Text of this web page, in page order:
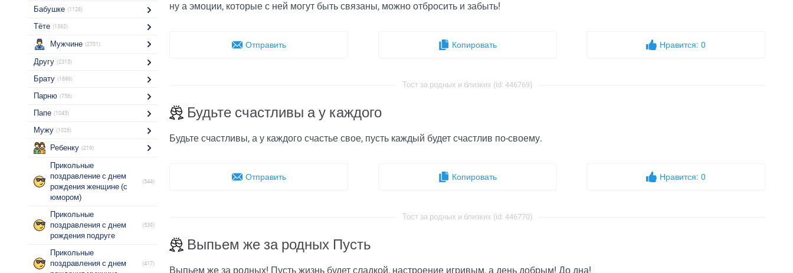
Бабушке (1128)
Тёте (1362)
Мужчине (2701)
Другу (2315)
Брату (1696)
Парню (756)
Папе (1045)
Мужу (1026)
Ребенку (219)
Прикольные
поздравление с днем
рождения женщине (с
юмором)
(544)
Прикольные
поздравления с днем
рождения подруге
(539)
Прикольные
поздравления с днем
(417)
ну а эмоции, которые с ней могут быть связаны, можно отбросить и забыть!
Отправить Копировать Нравится: 0
Тост за родных и близких (id: 446769)
Будьте счастливы а у каждого
Будьте счастливы, а у каждого счастье свое, пусть каждый будет счастлив по-своему.
Отправить Копировать Нравится: 0
Тост за родных и близких (id: 446770)
Выпьем же за родных Пусть
Выпьем же за родных! Пусть жизнь будет сладкой, настроение игривым, а день добрым! До дна!